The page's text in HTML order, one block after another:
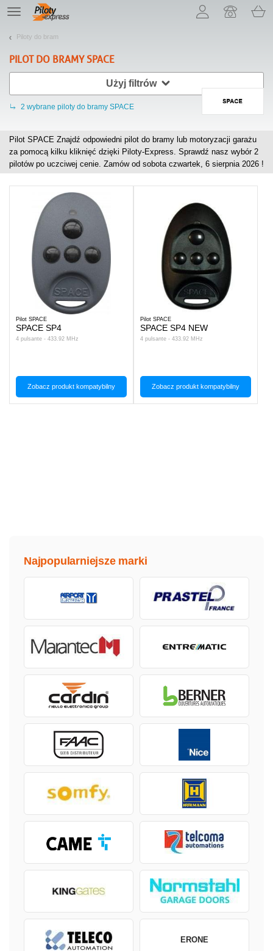
TE
navigation
Piloty do bram
PILOT DO BRAMYSPACE
Użyj filtrów
2 wybrane piloty do bramy SPACE
Pilot SPACE Znajdź odpowiedni pilot do bramy lub motoryzacji garażu
za pomocą kilku kliknięć dzięki Piloty-Express. Sprawdź nasz wybór 2
pilotów po uczciwej cenie. Zamów od sobota czwartek, 6 sierpnia 2026 !
Pilot SPACE
SPACE SP4
4 pulsante - 433.92 MHz
Zobacz produkt kompatybilny
Pilot SPACE
SPACE SP4 NEW
4 pulsante - 433.92 MHz
Zobacz produkt kompatybilny
Najpopularniejsze marki
ERONE
Pozwól, że przedstawimy nasze ciasteczka!